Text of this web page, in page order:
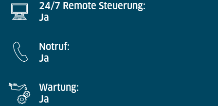
24/7 Remote Steuerung:
Ja
Notruf:
Ja
Wartung:
Ja